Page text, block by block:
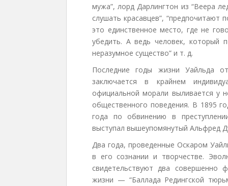
мужа”, лорд Дарлингтон из “Веера
слушать красавцев”,
это единственное место, где не
убедить. А ведь человек, который
неразумное существо” и т. д.
Последние годы жизни Уайльда
заключается в крайнем
официальной морали выливается у
общественного поведения. В 1895
года по обвинению в
выступал вышеупомянутый Альфред
Два года, проведенные Оскаром
в его сознании и творчестве.
свидетельствуют два совершенно
жизни — “Баллада Редингской